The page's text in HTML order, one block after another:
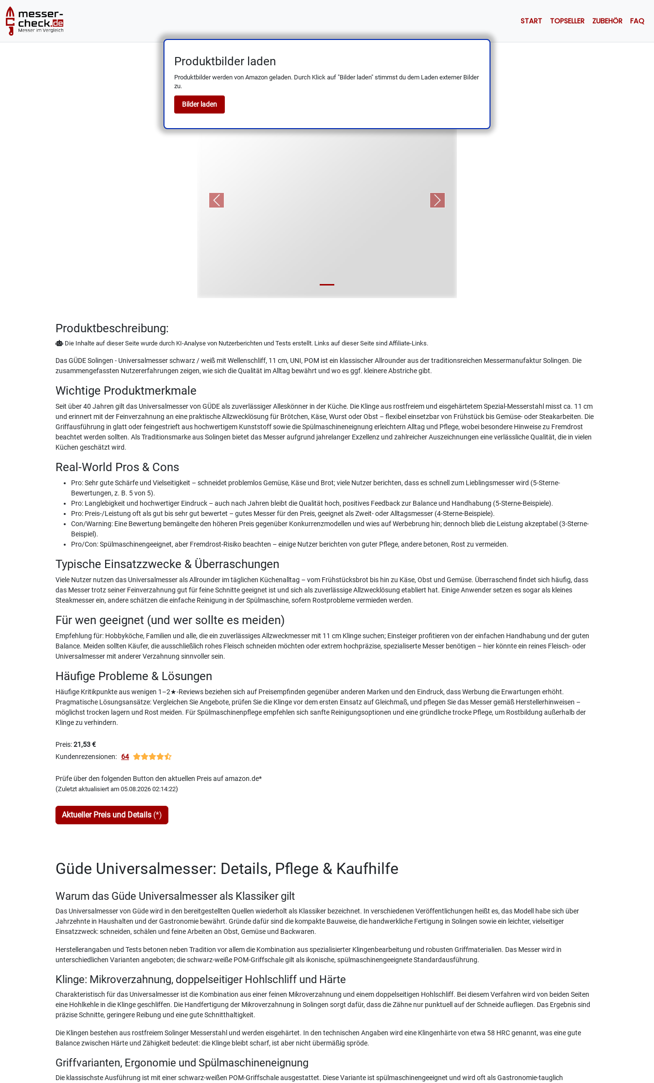
Produktbilder laden
Produktbilder werden von Amazon geladen. Durch Klick auf "Bilder laden" stimmst du dem Laden externer Bilder
zu.
Bilder laden
START TOPSELLER ZUBEHÖR FAQ
GÜDE Solingen Universalmesser 11 cm, Wellenschliff, UNI
Previous Next
Produktbeschreibung:
Die Inhalte auf dieser Seite wurde durch KI-Analyse von Nutzerberichten und Tests erstellt. Links auf dieser Seite sind Affiliate-Links.
Das GÜDE Solingen - Universalmesser schwarz / weiß mit Wellenschliff, 11 cm, UNI, POM ist ein klassischer Allrounder aus der traditionsreichen Messermanufaktur Solingen. Die
zusammengefassten Nutzererfahrungen zeigen, wie sich die Qualität im Alltag bewährt und wo es ggf. kleinere Abstriche gibt.
Wichtige Produktmerkmale
Seit über 40 Jahren gilt das Universalmesser von GÜDE als zuverlässiger Alleskönner in der Küche. Die Klinge aus rostfreiem und eisgehärtetem Spezial-Messerstahl misst ca. 11 cm
und erinnert mit der Feinverzahnung an eine praktische Allzwecklösung für Brötchen, Käse, Wurst oder Obst – flexibel einsetzbar von Frühstück bis Gemüse- oder Steakarbeiten. Die
Griffausführung in glatt oder feingestrieft aus hochwertigem Kunststoff sowie die Spülmaschineneignung erleichtern Alltag und Pflege, wobei besondere Hinweise zu Fremdrost
beachtet werden sollten. Als Traditionsmarke aus Solingen bietet das Messer aufgrund jahrelanger Exzellenz und zahlreicher Auszeichnungen eine verlässliche Qualität, die in vielen
Küchen geschätzt wird.
Real-World Pros & Cons
Pro: Sehr gute Schärfe und Vielseitigkeit – schneidet problemlos Gemüse, Käse und Brot; viele Nutzer berichten, dass es schnell zum Lieblingsmesser wird (5-Sterne-
Bewertungen, z. B. 5 von 5).
Pro: Langlebigkeit und hochwertiger Eindruck – auch nach Jahren bleibt die Qualität hoch, positives Feedback zur Balance und Handhabung (5-Sterne-Beispiele).
Pro: Preis-/Leistung oft als gut bis sehr gut bewertet – gutes Messer für den Preis, geeignet als Zweit- oder Alltagsmesser (4-Sterne-Beispiele).
Con/Warning: Eine Bewertung bemängelte den höheren Preis gegenüber Konkurrenzmodellen und wies auf Werbebrung hin; dennoch blieb die Leistung akzeptabel (3-Sterne-
Beispiel).
Pro/Con: Spülmaschinengeeignet, aber Fremdrost-Risiko beachten – einige Nutzer berichten von guter Pflege, andere betonen, Rost zu vermeiden.
Typische Einsatzzwecke & Überraschungen
Viele Nutzer nutzen das Universalmesser als Allrounder im täglichen Küchenalltag – vom Frühstücksbrot bis hin zu Käse, Obst und Gemüse. Überraschend findet sich häufig, dass
das Messer trotz seiner Feinverzahnung gut für feine Schnitte geeignet ist und sich als zuverlässige Allzwecklösung etabliert hat. Einige Anwender setzen es sogar als kleines
Steakmesser ein, andere schätzen die einfache Reinigung in der Spülmaschine, sofern Rostprobleme vermieden werden.
Für wen geeignet (und wer sollte es meiden)
Empfehlung für: Hobbyköche, Familien und alle, die ein zuverlässiges Allzweckmesser mit 11 cm Klinge suchen; Einsteiger profitieren von der einfachen Handhabung und der guten
Balance. Meiden sollten Käufer, die ausschließlich rohes Fleisch schneiden möchten oder extrem hochpräzise, spezialiserte Messer benötigen – hier könnte ein reines Fleisch- oder
Universalmesser mit anderer Verzahnung sinnvoller sein.
Häufige Probleme & Lösungen
Häufige Kritikpunkte aus wenigen 1–2★-Reviews beziehen sich auf Preisempfinden gegenüber anderen Marken und den Eindruck, dass Werbung die Erwartungen erhöht.
Pragmatische Lösungsansätze: Vergleichen Sie Angebote, prüfen Sie die Klinge vor dem ersten Einsatz auf Gleichmaß, und pflegen Sie das Messer gemäß Herstellerhinweisen –
möglichst trocken lagern und Rost meiden. Für Spülmaschinenpflege empfehlen sich sanfte Reinigungsoptionen und eine gründliche trocke Pflege, um Rostbildung außerhalb der
Klinge zu verhindern.
Preis:21,53 €
Kundenrezensionen: 64
Prüfe über den folgenden Button den aktuellen Preis auf amazon.de*
(Zuletzt aktualisiert am 05.08.2026 02:14:22)
Aktueller Preis und Details (*)
Güde Universalmesser: Details, Pflege & Kaufhilfe
Warum das Güde Universalmesser als Klassiker gilt
Das Universalmesser von Güde wird in den bereitgestellten Quellen wiederholt als Klassiker bezeichnet. In verschiedenen Veröffentlichungen heißt es, das Modell habe sich über
Jahrzehnte in Haushalten und der Gastronomie bewährt. Gründe dafür sind die kompakte Bauweise, die handwerkliche Fertigung in Solingen sowie ein leichter, vielseitiger
Einsatzzweck: schneiden, schälen und feine Arbeiten an Obst, Gemüse und Backwaren.
Herstellerangaben und Tests betonen neben Tradition vor allem die Kombination aus spezialisierter Klingenbearbeitung und robusten Griffmaterialien. Das Messer wird in
unterschiedlichen Varianten angeboten; die schwarz-weiße POM-Griffschale gilt als ikonische, spülmaschinengeeignete Standardausführung.
Klinge: Mikroverzahnung, doppelseitiger Hohlschliff und Härte
Charakteristisch für das Universalmesser ist die Kombination aus einer feinen Mikroverzahnung und einem doppelseitigen Hohlschliff. Bei diesem Verfahren wird von beiden Seiten
eine Hohlkehle in die Klinge geschliffen. Die Handfertigung der Mikroverzahnung in Solingen sorgt dafür, dass die Zähne nur punktuell auf der Schneide aufliegen. Das Ergebnis sind
präzise Schnitte, geringere Reibung und eine gute Schnitthaltigkeit.
Die Klingen bestehen aus rostfreiem Solinger Messerstahl und werden eisgehärtet. In den technischen Angaben wird eine Klingenhärte von etwa 58 HRC genannt, was eine gute
Balance zwischen Härte und Zähigkeit bedeutet: die Klinge bleibt scharf, ist aber nicht übermäßig spröde.
Griffvarianten, Ergonomie und Spülmaschineneignung
Die klassischste Ausführung ist mit einer schwarz-weißen POM-Griffschale ausgestattet. Diese Variante ist spülmaschinengeeignet und wird oft als Gastronomie-tauglich